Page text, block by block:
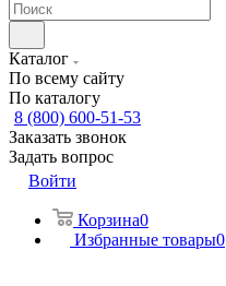
Каталог
По всему сайту
По каталогу
8 (800) 600-51-53
Заказать звонок
Задать вопрос
Войти
Корзина0
Избранные товары0